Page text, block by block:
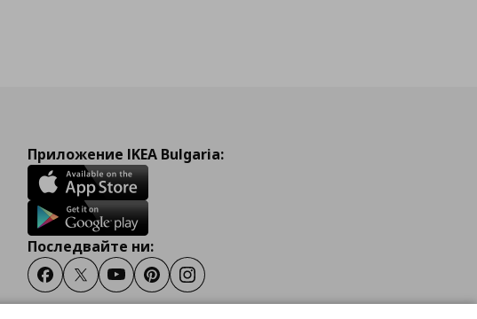
Приложение IKEA Bulgaria:
Последвайте ни:
FacebookTwitterYoutubePinterestInstagram